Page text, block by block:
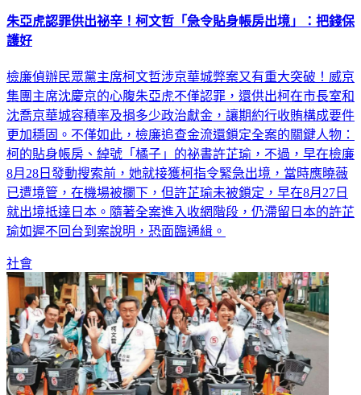
朱亞虎認罪供出祕辛！柯文哲「急令貼身帳房出境」：把錢保
護好
檢廉偵辦民眾黨主席柯文哲涉京華城弊案又有重大突破！威京
集團主席沈慶京的心腹朱亞虎不僅認罪，還供出柯在市長室和
沈喬京華城容積率及捐多少政治獻金，讓期約行收賄構成要件
更加穩固。不僅如此，檢廉追查金流還鎖定全案的關鍵人物：
柯的貼身帳房、綽號「橘子」的祕書許芷瑜，不過，早在檢廉
8月28日發動搜索前，她就接獲柯指令緊急出境，當時應曉薇
已遭境管，在機場被攔下，但許芷瑜未被鎖定，早在8月27日
就出境抵達日本。隨著全案進入收網階段，仍滯留日本的許芷
瑜如遲不回台到案說明，恐面臨通緝。
社會